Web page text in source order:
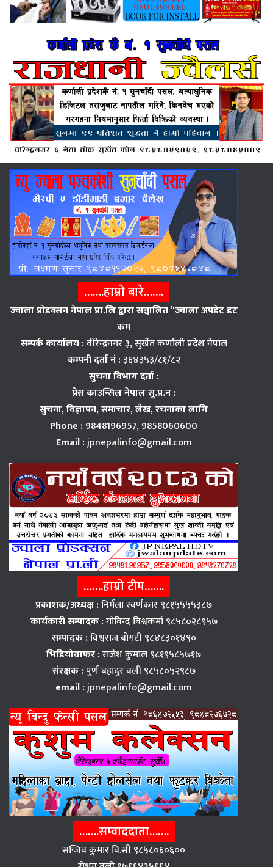
…….हाम्राे बारे…….
ज्वाला प्राेडक्सन नेपाल प्रा.लि द्वारा सञ्चालित “ज्वाला अपडेट डट
कम
सम्पर्क कार्यालय :वीरेन्द्रनगर ३, सुर्खेत कर्णाली प्रदेश नेपाल
कम्पनी दर्ता नं :३६४३५३/८१/८२
सुचना विभाग दर्ता :
प्रेस काउन्सिल नेपाल सु.प्र.न :
सुचना, विज्ञापन,समाचार, लेख, रचनाका लागि
Phone :9848196957, 9858060600
Email :jpnepalinfo@gmail.com
…….हाम्रो टीम…….
प्रकाशक/अध्यक्ष :निर्मला स्वर्णकार ९८१५५५५३८७
कार्यकारी सम्पादक :गोविन्द बिश्वकर्मा ९८५८०२८९५७
सम्पादक :विश्वराज बाेगटी ९८४८३०१४९०
भिडियोग्राफर :राजेश कुमाल ९८१९५८५७१७
संरक्षक :पुर्ण बहादुर वली ९८५८०५२९८७
email :jpnepalinfo@gmail.com
…….सम्वाददाता…….
सन्जिव कुमार वि.सी ९८५८०६०६००